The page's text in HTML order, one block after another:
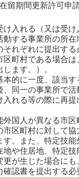
留期間更新許可申
け入れる（又は受
動する事業所の所
それぞれに提出す
区町村である場合
ます。）。
本的に一度、該当す
、同一の事業所で活
入れる等の際に再提
外国人が異なる市区
市区町村に対して協
す。また、特定技能
地や住居地、特定技
更が生じた場合にも
認書を提出する必